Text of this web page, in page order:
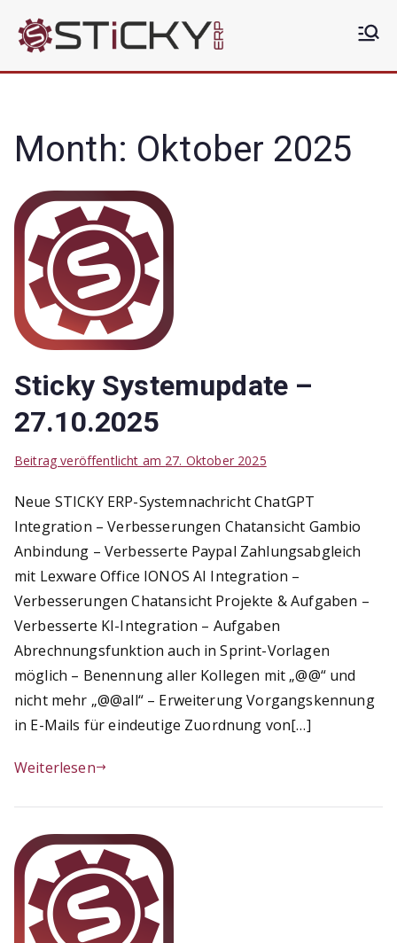
Inhalt
Die clevere ERP Lösung
Month: Oktober 2025
Sticky Systemupdate –
27.10.2025
Beitrag veröffentlicht am 27. Oktober 2025
Neue STICKY ERP-Systemnachricht ChatGPT
Integration – Verbesserungen Chatansicht Gambio
Anbindung – Verbesserte Paypal Zahlungsabgleich
mit Lexware Office IONOS AI Integration –
Verbesserungen Chatansicht Projekte & Aufgaben –
Verbesserte KI-Integration – Aufgaben
Abrechnungsfunktion auch in Sprint-Vorlagen
möglich – Benennung aller Kollegen mit „@@“ und
nicht mehr „@@all“ – Erweiterung Vorgangskennung
in E-Mails für eindeutige Zuordnung von[…]
Weiterlesen